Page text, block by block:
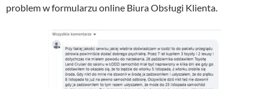
problem w formularzu online Biura Obsługi Klienta.